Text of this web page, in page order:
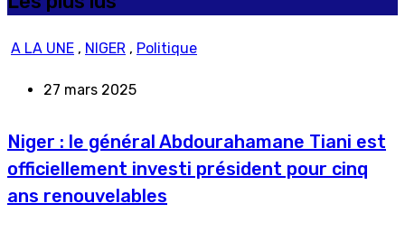
A LA UNE , NIGER , Politique
27 mars 2025
Niger : le général Abdourahamane Tiani est
officiellement investi président pour cinq
ans renouvelables